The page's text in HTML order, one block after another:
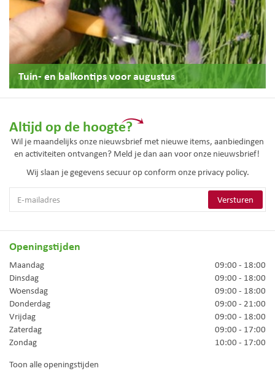
Tuin- en balkontips voor augustus
Altijd op de hoogte?
Wil je maandelijks onze nieuwsbrief met nieuwe items, aanbiedingen
en activiteiten ontvangen? Meld je dan aan voor onze nieuwsbrief!
Wij slaan je gegevens secuur op conform onze privacy policy.
Openingstijden
Maandag
09:00 - 18:00
Dinsdag
09:00 - 18:00
Woensdag
09:00 - 18:00
Donderdag
09:00 - 21:00
Vrijdag
09:00 - 18:00
Zaterdag
09:00 - 17:00
Zondag
10:00 - 17:00
Toon alle openingstijden